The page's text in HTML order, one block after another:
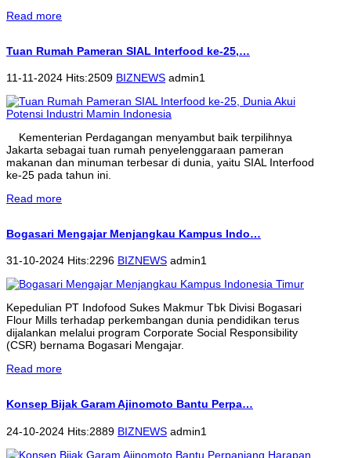
Read more
Tuan Rumah Pameran SIAL Interfood ke-25,…
11-11-2024 Hits:2509 BIZNEWS admin1
Kementerian Perdagangan menyambut baik terpilihnya
Jakarta sebagai tuan rumah penyelenggaraan pameran
makanan dan minuman terbesar di dunia, yaitu SIAL Interfood
ke-25 pada tahun ini.
Read more
Bogasari Mengajar Menjangkau Kampus Indo…
31-10-2024 Hits:2296 BIZNEWS admin1
Kepedulian PT Indofood Sukes Makmur Tbk Divisi Bogasari
Flour Mills terhadap perkembangan dunia pendidikan terus
dijalankan melalui program Corporate Social Responsibility
(CSR) bernama Bogasari Mengajar.
Read more
Konsep Bijak Garam Ajinomoto Bantu Perpa…
24-10-2024 Hits:2889 BIZNEWS admin1